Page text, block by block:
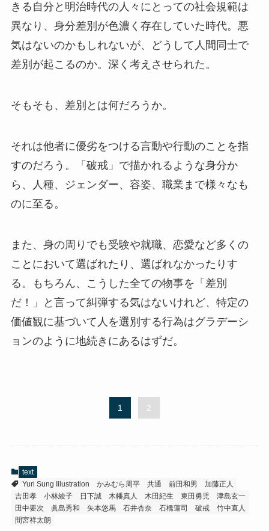
きる自分と明治時代の人々にとっての社会規範は
異なり、身分差別が色濃く存在していた時代。悪
気はないのかもしれないが、どうして人間同士で
差別が起こるのか。深く考えさせられた。
そもそも、差別とは何だろうか。
それは他者に優劣をつける言動や行動のことを指
すのだろう。「破戒」で描かれるような身分か
ら、人種、ジェンダー、容姿、職業まで様々なも
のに至る。
また、身の周りでも受験や就職、恋愛など多くの
ことにおいて選ばれたり、選ばれなかったりす
る。もちろん、こうした全ての物事を「差別
だ！」と言って糾弾する気はないけれど、特定の
価値観に基づいて人を選別する行為はグラデーシ
ョンのように地続きにあるはずだ。
1 2
text
Yuri Sung Illustration
かみむら周平 共通 前田和男
加藤正人
吉田孝
小林綾子 日下誠 木幡真人 木田紀生 東田勇児
津島玄一
田中要次
眞島秀和 矢本悠馬 石井杏奈 石橋蓮司 破戒
竹中直人
間宮祥太朗